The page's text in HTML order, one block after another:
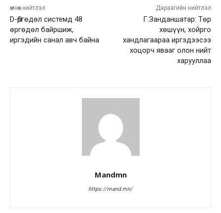
өмнөх нийтлэл
D-Өргөдөл системд 48
өргөдөл байршиж,
иргэдийн санал авч байна
Дараагийн нийтлэл
Г.Занданшатар: Төр
хөшүүн, хойрго
хандлагаараа иргэдээсээ
хоцорч явааг олон нийт
харууллаа
Mandmn
https://mand.mn/